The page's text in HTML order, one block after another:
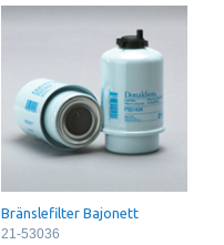
Bränslefilter Bajonett
21-53036